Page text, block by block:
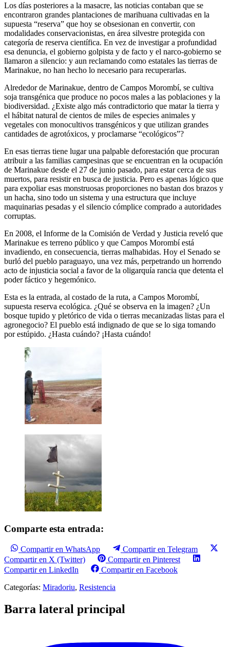
Los días posteriores a la masacre, las noticias contaban que se
encontraron grandes plantaciones de marihuana cultivadas en la
supuesta “reserva” que hoy se obsesionan en convertir, con
modalidades conservacionistas, en área silvestre protegida con
categoría de reserva científica. En vez de investigar a profundidad
esa denuncia, el gobierno golpista y de facto y el narco-gobierno se
llamaron a silencio: y aun reclamando como estatales las tierras de
Marinakue, no han hecho lo necesario para recuperarlas.
Alrededor de Marinakue, dentro de Campos Morombí, se cultiva
soja transgénica que produce no pocos males a las poblaciones y la
biodiversidad. ¿Existe algo más contradictorio que matar la tierra y
el hábitat natural de cientos de miles de especies animales y
vegetales con monocultivos transgénicos y que utilizan grandes
cantidades de agrotóxicos, y proclamarse “ecológicos”?
En esas tierras tiene lugar una palpable deforestación que procuran
atribuir a las familias campesinas que se encuentran en la ocupación
de Marinakue desde el 27 de junio pasado, para estar cerca de sus
muertos, para resistir en busca de justicia. Pero es apenas lógico que
para expoliar esas monstruosas proporciones no bastan dos brazos y
un hacha, sino todo un sistema y una estructura que incluye
maquinarias pesadas y el silencio cómplice comprado a autoridades
corruptas.
En 2008, el Informe de la Comisión de Verdad y Justicia reveló que
Marinakue es terreno público y que Campos Morombí está
invadiendo, en consecuencia, tierras malhabidas. Hoy el Senado se
burló del pueblo paraguayo, una vez más, perpetrando un horrendo
acto de injusticia social a favor de la oligarquía rancia que detenta el
poder fáctico y hegemónico.
Esta es la entrada, al costado de la ruta, a Campos Morombí,
supuesta reserva ecológica. ¿Qué se observa en la imagen? ¿Un
bosque tupido y pletórico de vida o tierras mecanizadas listas para el
agronegocio? El pueblo está indignado de que se lo siga tomando
por estúpido. ¿Hasta cuándo? ¡Hasta cuándo!
Comparte esta entrada:
Compartir en WhatsApp
Compartir en Telegram
Compartir en X (Twitter)
Compartir en Pinterest
Compartir en LinkedIn
Compartir en Facebook
Categorías: Miradoriu, Resistencia
Barra lateral principal